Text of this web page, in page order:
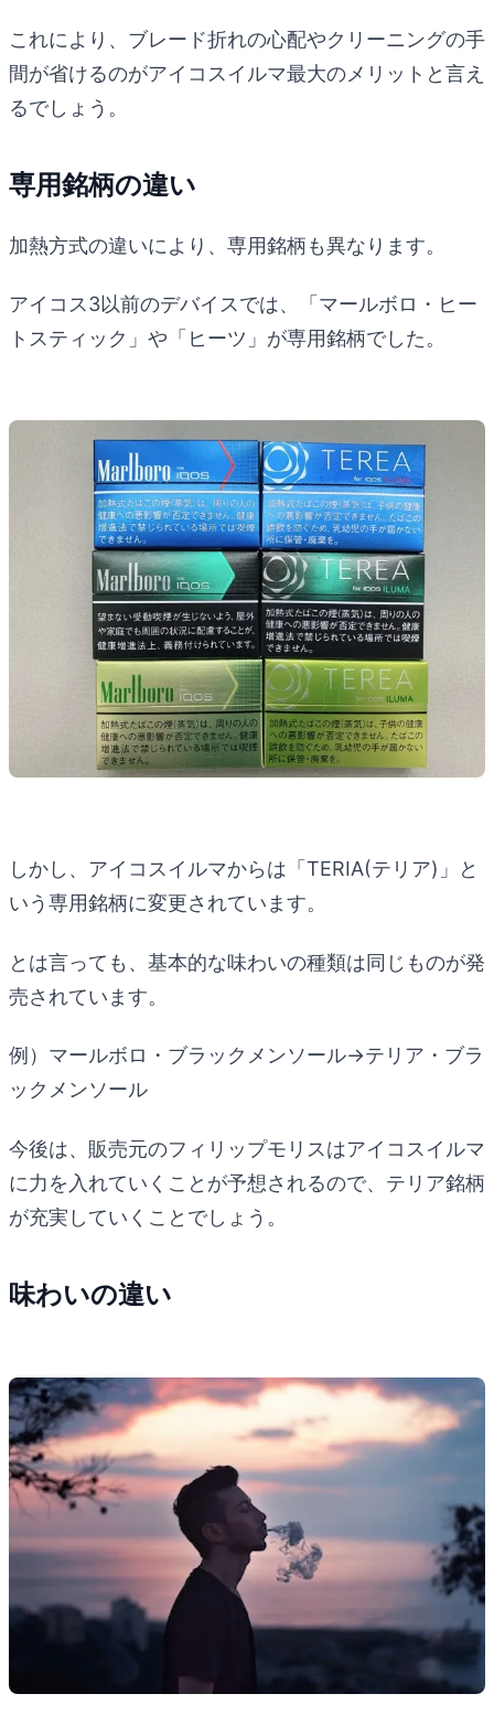
これにより、ブレード折れの心配やクリーニングの手
間が省けるのがアイコスイルマ最大のメリットと言え
るでしょう。
専用銘柄の違い
加熱方式の違いにより、専用銘柄も異なります。
アイコス3以前のデバイスでは、「マールボロ・ヒー
トスティック」や「ヒーツ」が専用銘柄でした。
しかし、アイコスイルマからは「TERIA(テリア)」と
いう専用銘柄に変更されています。
とは言っても、基本的な味わいの種類は同じものが発
売されています。
例）マールボロ・ブラックメンソール→テリア・ブラ
ックメンソール
今後は、販売元のフィリップモリスはアイコスイルマ
に力を入れていくことが予想されるので、テリア銘柄
が充実していくことでしょう。
味わいの違い